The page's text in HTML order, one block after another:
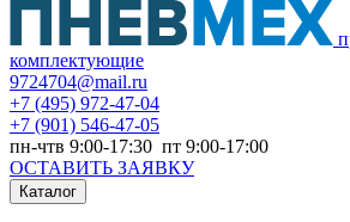
комплектующие
9724704@mail.ru
+7 (495) 972-47-04
+7 (901) 546-47-05
пн-чтв 9:00-17:30 пт 9:00-17:00
ОСТАВИТЬ ЗАЯВКУ
Каталог